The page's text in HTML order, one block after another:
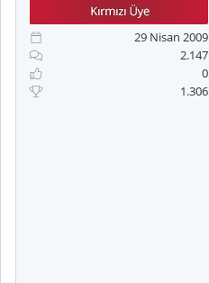
a
t
a
n
t
a
29 Nisan 2009
2.147
0
1.306